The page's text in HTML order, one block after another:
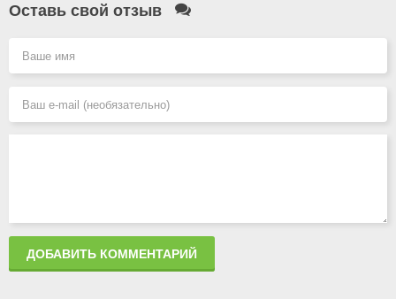
Оставь свой отзыв
ДОБАВИТЬ КОММЕНТАРИЙ